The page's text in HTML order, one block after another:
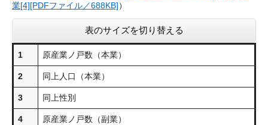
業[4][PDFファイル／688KB]）
表のサイズを切り替える
1 原産業ノ戸数（本業）
2 同上人口（本業）
3 同上性別
4 原産業ノ戸数（副業）